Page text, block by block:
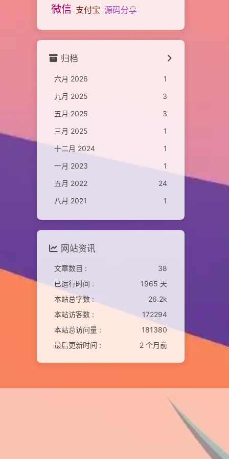
微信 支付宝 源码分享
归档
六月 2026
1
九月 2025
3
五月 2025
3
三月 2025
1
十二月 2024
1
一月 2023
1
五月 2022
24
八月 2021
1
网站资讯
文章数目 :
38
已运行时间 :
1965 天
本站总字数 :
26.2k
本站访客数 :
172294
本站总访问量 :
181380
最后更新时间 :
2 个月前